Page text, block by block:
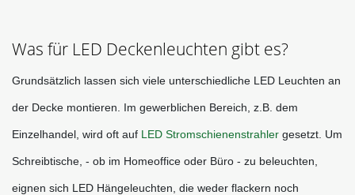
Was für LED Deckenleuchten gibt es?
Grundsätzlich lassen sich viele unterschiedliche LED Leuchten an
der Decke montieren. Im gewerblichen Bereich, z.B. dem
Einzelhandel, wird oft auf LED Stromschienenstrahler gesetzt. Um
Schreibtische, - ob im Homeoffice oder Büro - zu beleuchten,
eignen sich LED Hängeleuchten, die weder flackern noch